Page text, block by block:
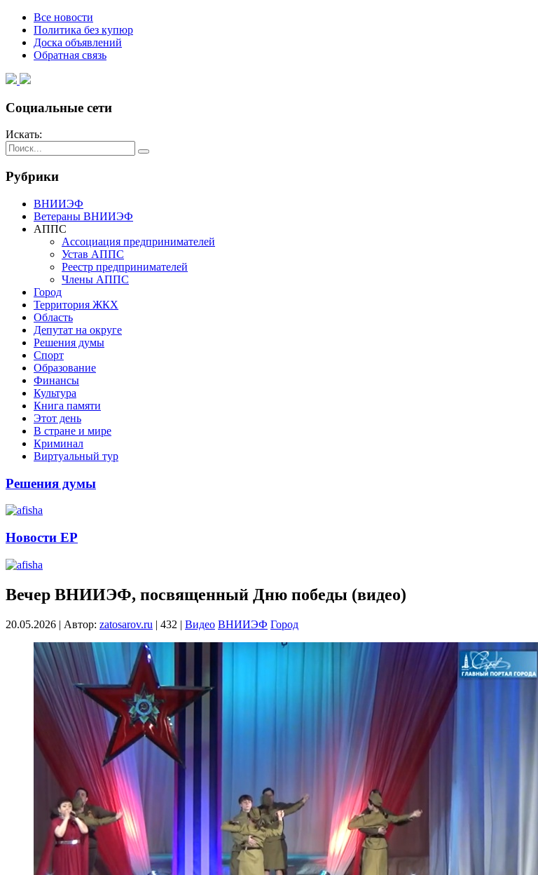
Все новости
Политика без купюр
Доска объявлений
Обратная связь
Социальные сети
Искать:
Рубрики
ВНИИЭФ
Ветераны ВНИИЭФ
АППС
Ассоциация предпринимателей
Устав АППС
Реестр предпринимателей
Члены АППС
Город
Территория ЖКХ
Область
Депутат на округе
Решения думы
Спорт
Образование
Финансы
Культура
Книга памяти
Этот день
В стране и мире
Криминал
Виртуальный тур
Решения думы
Новости ЕР
Вечер ВНИИЭФ, посвященный Дню победы (видео)
20.05.2026 | Автор: zatosarov.ru | 432 | Видео ВНИИЭФ Город